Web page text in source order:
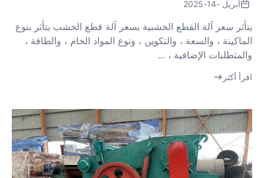
أبريل -14-2025
يتأثر سعر آلة القطع الخشبية بسعر آلة قطع الخشب يتأثر بنوع
الماكينة ، والسعة ، والتكوين ، ونوع المواد الخام ، والطاقة ،
والمتطلبات الإضافية ، ...
اقرأ أكثر